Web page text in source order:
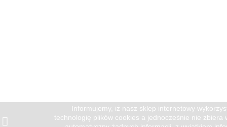
Informujemy, iż nasz sklep internetowy
technologię plików cookies a jednocześnie nie zbiera